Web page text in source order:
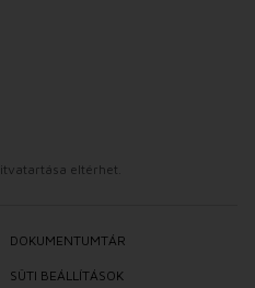
eltérhet.
DOKUMENTUMTÁR
SÜTI BEÁLLÍTÁSOK